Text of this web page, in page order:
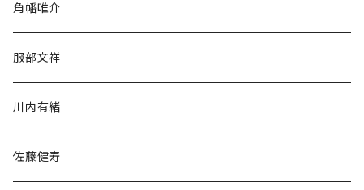
民族・風習
角幡唯介
服部文祥
川内有緒
佐藤健寿